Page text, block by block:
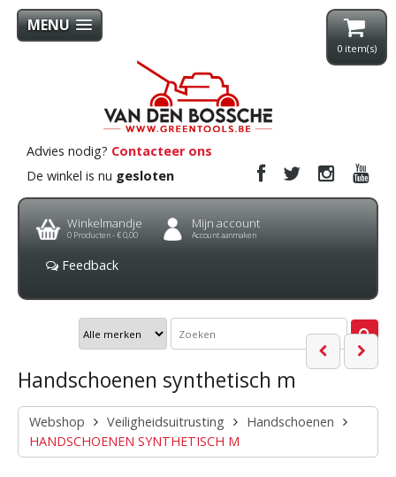
MENU
0 item(s)
Advies nodig? Contacteer ons
De winkel is nu gesloten
Winkelmandje
0 Producten -€ 0,00
Mijn account
Account aanmaken
Feedback
Handschoenen synthetisch m
Webshop Veiligheidsuitrusting
Handschoenen
HANDSCHOENEN SYNTHETISCH M